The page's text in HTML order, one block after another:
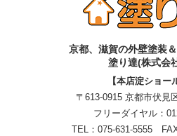
京都、滋賀の外壁塗装
塗り達(株式会
【本店淀ショー
〒613-0915 京都市伏見
フリーダイヤル：
TEL： 075-631-5555